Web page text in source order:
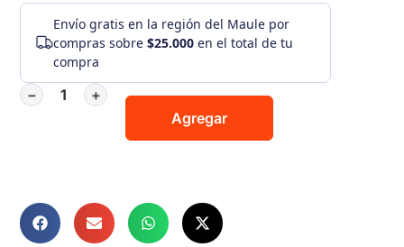
Envío gratis en la región del Maule por
compras sobre$25.000 en el total de tu
compra
−
+
Agregar